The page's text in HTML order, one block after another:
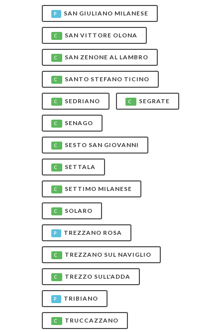
P SAN GIULIANO MILANESE
C SAN VITTORE OLONA
C SAN ZENONE AL LAMBRO
C SANTO STEFANO TICINO
C SEDRIANO C SEGRATE
C SENAGO
C SESTO SAN GIOVANNI
C SETTALA
C SETTIMO MILANESE
C SOLARO
P TREZZANO ROSA
C TREZZANO SUL NAVIGLIO
C TREZZO SULL'ADDA
P TRIBIANO
C TRUCCAZZANO